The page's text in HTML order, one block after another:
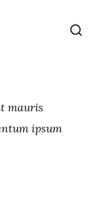
mauris
ipsum